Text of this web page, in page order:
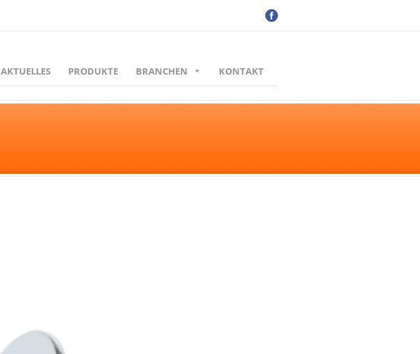
AKTUELLES PRODUKTE BRANCHEN KONTAKT